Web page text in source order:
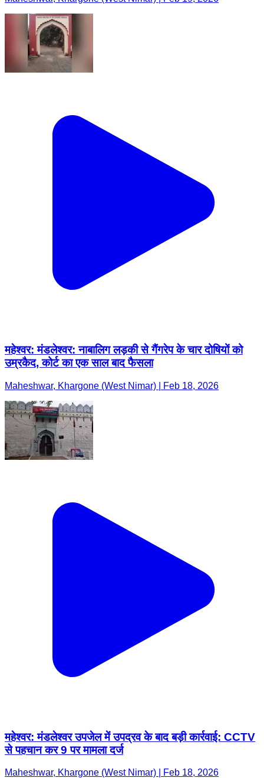
महेश्वर: मंडलेश्वर: नाबालिग लड़की से गैंगरेप के चार दोषियों को
उम्रकैद, कोर्ट का एक साल बाद फैसला
Maheshwar, Khargone (West Nimar) | Feb 18, 2026
महेश्वर: मंडलेश्वर उपजेल में उपद्रव के बाद बड़ी कार्रवाई: CCTV
से पहचान कर 9 पर मामला दर्ज
Maheshwar, Khargone (West Nimar) | Feb 18, 2026